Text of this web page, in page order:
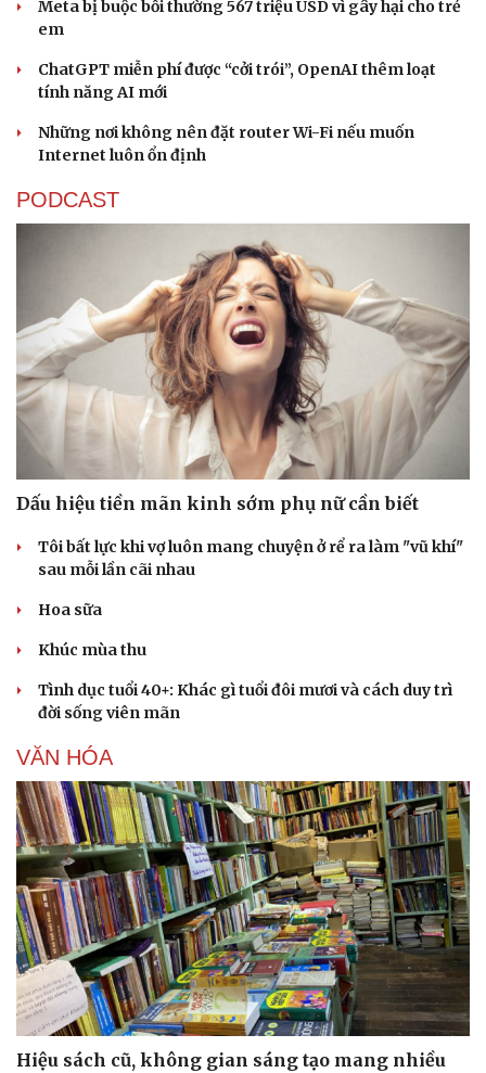
Du lịch
Tư vấn
Săn Tour
check-in
Podcast
Câu chuyện thời
Đọc truyện đêm
Cửa sổ tình yêu
Kể chuyện cho bé
Hạt giống tâm hồn
Meta bị buộc bồi thường 567 triệu USD vì gây hại cho trẻ
em
ChatGPT miễn phí được “cởi trói”, OpenAI thêm loạt
tính năng AI mới
Những nơi không nên đặt router Wi-Fi nếu muốn
Internet luôn ổn định
PODCAST
Dấu hiệu tiền mãn kinh sớm phụ nữ cần biết
Tôi bất lực khi vợ luôn mang chuyện ở rể ra làm "vũ khí"
sau mỗi lần cãi nhau
Hoa sữa
Khúc mùa thu
Tình dục tuổi 40+: Khác gì tuổi đôi mươi và cách duy trì
đời sống viên mãn
VĂN HÓA
Hiệu sách cũ, không gian sáng tạo mang nhiều